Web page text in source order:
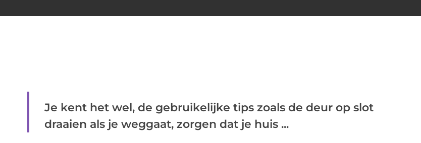
Je kent het wel, de gebruikelijke tips zoals de deur op slot
draaien als je weggaat, zorgen dat je huis ...